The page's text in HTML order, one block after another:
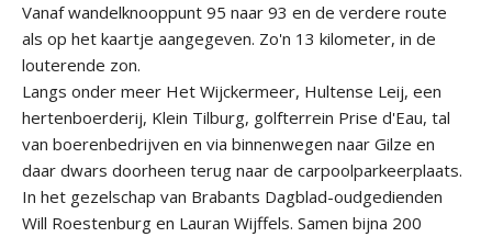
Vanaf wandelknooppunt 95 naar 93 en de verdere route
als op het kaartje aangegeven. Zo'n 13 kilometer, in de
louterende zon.
Langs onder meer Het Wijckermeer, Hultense Leij, een
hertenboerderij, Klein Tilburg, golfterrein Prise d'Eau, tal
van boerenbedrijven en via binnenwegen naar Gilze en
daar dwars doorheen terug naar de carpoolparkeerplaats.
In het gezelschap van Brabants Dagblad-oudgedienden
Will Roestenburg en Lauran Wijffels. Samen bijna 200